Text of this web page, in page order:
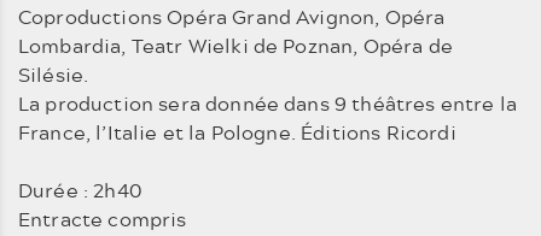
Coproductions Opéra Grand Avignon, Opéra
Lombardia, Teatr Wielki de Poznan, Opéra de
Silésie.
La production sera donnée dans 9 théâtres entre la
France, l’Italie et la Pologne. Éditions Ricordi
Durée : 2h40
Entracte compris